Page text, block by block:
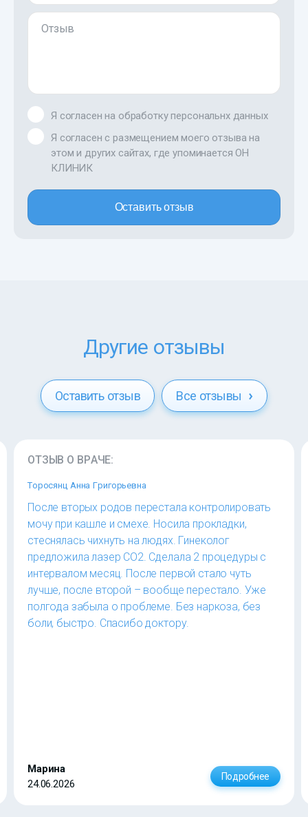
Отзыв
Я согласен на обработку персональнх данных
Я согласен с размещением моего отзыва на
этом и других сайтах, где упоминается ОН
КЛИНИК
Оставить отзыв
Другие отзывы
Оставить отзыв Все отзывы
ОТЗЫВ О ВРАЧЕ:
Торосянц Анна Григорьевна
После вторых родов перестала контролировать
мочу при кашле и смехе. Носила прокладки,
стеснялась чихнуть на людях. Гинеколог
предложила лазер CO2. Сделала 2 процедуры с
интервалом месяц. После первой стало чуть
лучше, после второй – вообще перестало. Уже
полгода забыла о проблеме. Без наркоза, без
боли, быстро. Спасибо доктору.
Марина
24.06.2026
Подробнее